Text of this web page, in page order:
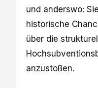
und anderswo:
historische
über die
anzustoßen.